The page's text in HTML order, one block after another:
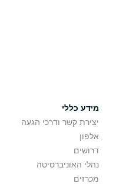
מידע כללי
יצירת קשר ודרכי הגעה
אלפון
דרושים
נהלי האוניברסיטה
מכרזים